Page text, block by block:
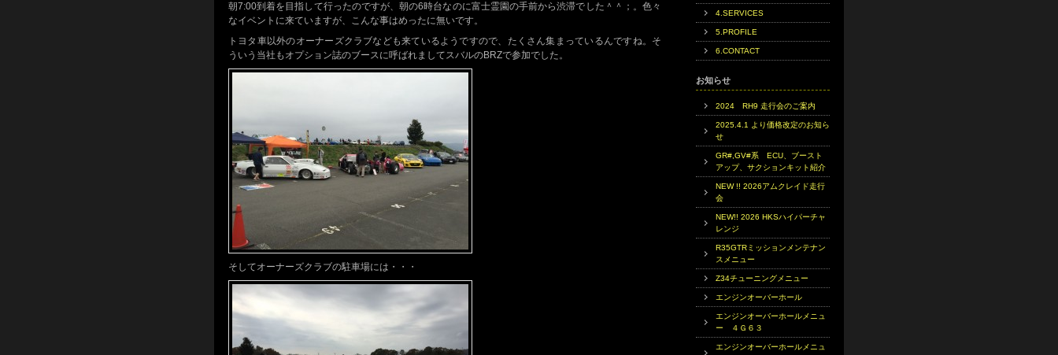
朝7:00到着を目指して行ったのですが、朝の6時台なのに富士霊園の手前から渋滞でした＾＾；。色々
なイベントに来ていますが、こんな事はめったに無いです。
トヨタ車以外のオーナーズクラブなども来ているようですので、たくさん集まっているんですね。そ
ういう当社もオプション誌のブースに呼ばれましてスバルのBRZで参加でした。
そしてオーナーズクラブの駐車場には・・・
4.SERVICES
5.PROFILE
6.CONTACT
お知らせ
2024 RH9 走行会のご案内
2025.4.1 より価格改定のお知ら
せ
GR#,GV#系 ECU、ブースト
アップ、サクションキット紹介
NEW !! 2026アムクレイド走行
会
NEW!! 2026 HKSハイパーチャ
レンジ
R35GTRミッションメンテナン
スメニュー
Z34チューニングメニュー
エンジンオーバーホール
エンジンオーバーホールメニュ
ー ４Ｇ６３
エンジンオーバーホールメニュ